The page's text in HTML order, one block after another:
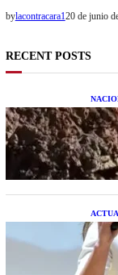
bylacontracara120 de junio
RECENT POSTS
Una
La